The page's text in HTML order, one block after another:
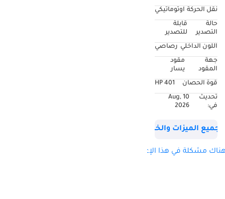
الكفاءة، وتتميز بقاعدة
عجلات ممتدة بطول
سعة 6.6 لتر (بقوة
401 حصان وعزم
ونظام دفع خلفي. مع
مساحة تخزين تزيد عن
وحمولة تصل إلى
سحب تصل إلى
نقل الحركة اوتوماتيكي
حالة
التصدير
قابلة
للتصدير
اللون الداخلي رصاصي
جهة
المقود
مقود
يسار
قوة الحصان
401 HP
تحديث
في:
10 Aug,
2026
جميع الميزات والخصائص
مشكلة في هذا الإعلان؟